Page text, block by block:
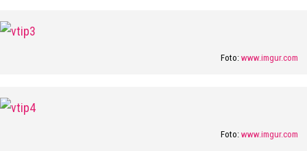
Foto: www.imgur.com
Foto: www.imgur.com